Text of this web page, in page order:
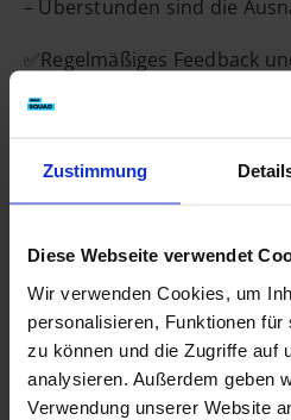
Zustimmung
Diese Webseite verwendet
Wir verwenden Cookies, um
personalisieren, Funktionen
zu können und die Zugriffe auf
analysieren. Außerdem geben
Verwendung unserer Website
– Überstunden sind die
✅Regelmäßiges Feedback
Unterstützung bei der
Abschluss und echte
➡️Handwerkliches Geschick
Bauen.
➡️Konzentration,
➡️Lernbereitschaft und
⭐WERDE
DINGE, DIE MAN NICHT NUR
oder